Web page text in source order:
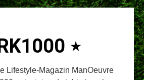
Lifestyle-Magazin ManOeuvre